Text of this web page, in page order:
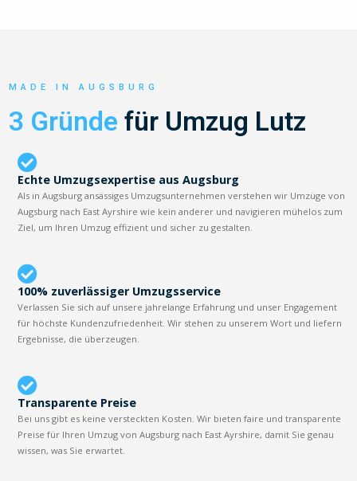
MADE IN AUGSBURG
3 Gründe für Umzug Lutz
Echte Umzugsexpertise aus Augsburg
Als in Augsburg ansässiges Umzugsunternehmen verstehen wir Umzüge von
Augsburg nach East Ayrshire wie kein anderer und navigieren mühelos zum
Ziel, um Ihren Umzug effizient und sicher zu gestalten.
100% zuverlässiger Umzugsservice
Verlassen Sie sich auf unsere jahrelange Erfahrung und unser Engagement
für höchste Kundenzufriedenheit. Wir stehen zu unserem Wort und liefern
Ergebnisse, die überzeugen.
Transparente Preise
Bei uns gibt es keine versteckten Kosten. Wir bieten faire und transparente
Preise für Ihren Umzug von Augsburg nach East Ayrshire, damit Sie genau
wissen, was Sie erwartet.